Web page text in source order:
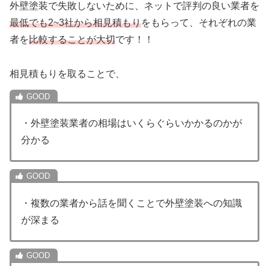
外壁塗装で失敗しないために、ネットで評判の良い業者を
最低でも2~3社から相見積もりをもらって、それぞれの業
者を比較することが大切です！！
相見積もりを取ることで、
・外壁塗装業者の相場はいくらぐらいかかるのかが
分かる
・複数の業者から話を聞くことで外壁塗装への知識
が深まる